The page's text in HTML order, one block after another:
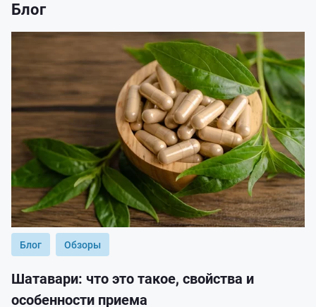
Блог
Блог Обзоры
Шатавари: что это такое, свойства и
особенности приема